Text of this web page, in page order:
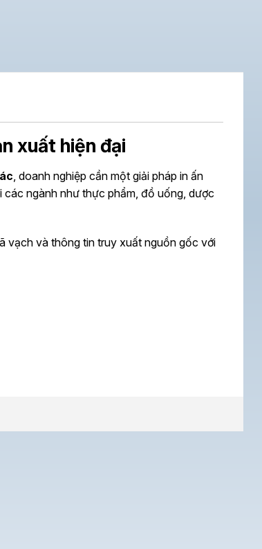
xuất hiện đại
, doanh nghiệp cần một giải pháp in ấn
ngành như thực phẩm, đồ uống, dược
vạch và thông tin truy xuất nguồn gốc với